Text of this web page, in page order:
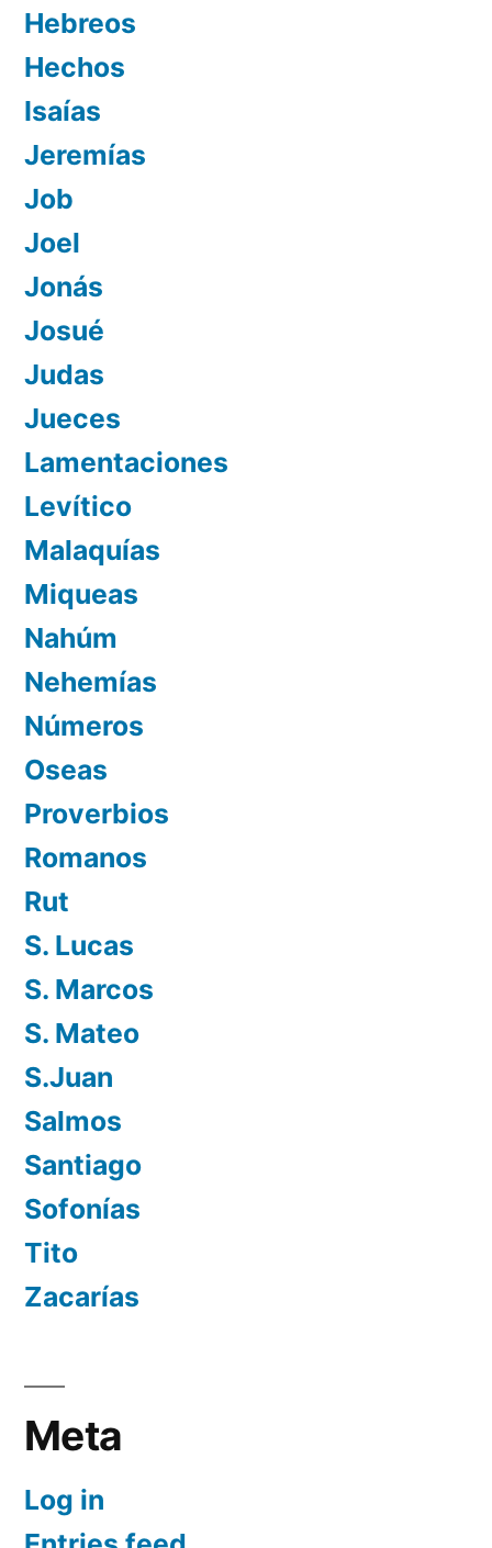
Hebreos
Hechos
Isaías
Jeremías
Job
Joel
Jonás
Josué
Judas
Jueces
Lamentaciones
Levítico
Malaquías
Miqueas
Nahúm
Nehemías
Números
Oseas
Proverbios
Romanos
Rut
S. Lucas
S. Marcos
S. Mateo
S.Juan
Salmos
Santiago
Sofonías
Tito
Zacarías
Meta
Log in